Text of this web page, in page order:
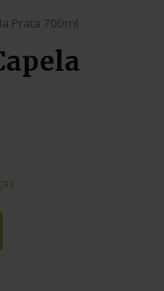
Prata 700ml